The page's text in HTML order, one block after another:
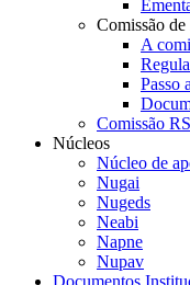
Comissão
A
Passo
Comissão
Núcleos
Núcleo de
Nugai
Nugeds
Neabi
Napne
Nupav
Documentos